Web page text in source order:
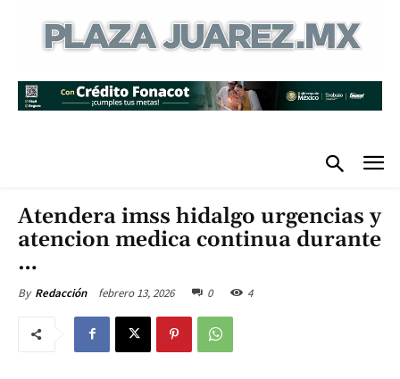
Atendera imss hidalgo urgencias y
atencion medica continua durante
…
By Redacción febrero 13, 2026 0 4